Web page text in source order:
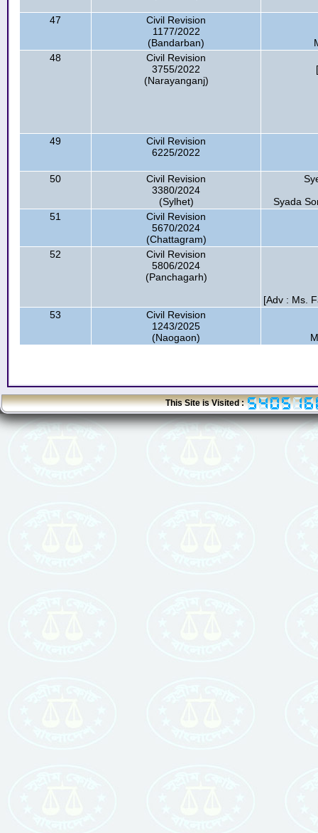
47
Civil Revision
1177/2022
(Bandarban)
48
Civil Revision
3755/2022
(Narayanganj)
49
Civil Revision
6225/2022
50
Civil Revision
3380/2024
(Sylhet)
Syada
51
Civil Revision
5670/2024
(Chattagram)
52
Civil Revision
5806/2024
(Panchagarh)
[Adv : Ms.
53
Civil Revision
1243/2025
(Naogaon)
This Site is Visited :